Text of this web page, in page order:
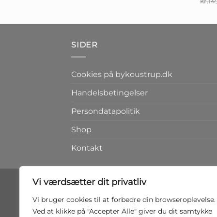
Vi værdsætter dit privatliv
Vi bruger cookies til at forbedre din browseroplevelse.
Ved at klikke på "Accepter Alle" giver du dit samtykke
SIDER
Cookies på bykoustrup.dk
Handelsbetingelser
Persondatapolitik
Shop
Kontakt